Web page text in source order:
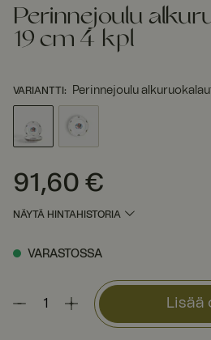
Perinnejoulu
19 cm 4 kpl
VARIANTTI : Perinnejoulu
Hinta :91,60 €
91,60 €
NÄYTÄ HINTAHISTORIA
VARASTOSSA
Lisää